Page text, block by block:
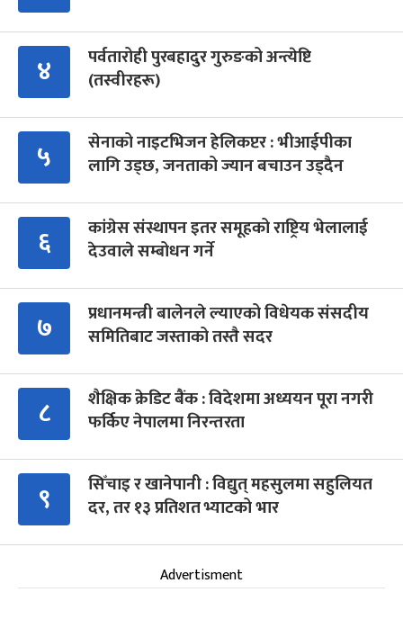
४
पर्वतारोही पुरबहादुर गुरुङको अन्त्येष्टि
(तस्वीरहरू)
५
सेनाको नाइटभिजन हेलिकप्टर : भीआईपीका
लागि उड्छ, जनताको ज्यान बचाउन उड्दैन
६
कांग्रेस संस्थापन इतर समूहको राष्ट्रिय भेलालाई
देउवाले सम्बोधन गर्ने
७
प्रधानमन्त्री बालेनले ल्याएको विधेयक संसदीय
समितिबाट जस्ताको तस्तै सदर
८
शैक्षिक क्रेडिट बैंक : विदेशमा अध्ययन पूरा नगरी
फर्किए नेपालमा निरन्तरता
९
सिँचाइ र खानेपानी : विद्युत् महसुलमा सहुलियत
दर, तर १३ प्रतिशत भ्याटको भार
Advertisment